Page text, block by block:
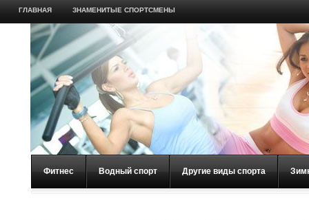
ГЛАВНАЯ ЗНАМЕНИТЫЕ СПОРТСМЕНЫ
Фитнес Водный спорт Другие виды спорта